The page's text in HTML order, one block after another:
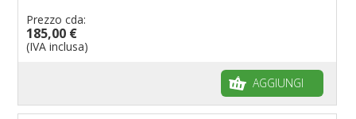
Prezzo cda:
185,00 €
(IVA inclusa)
AGGIUNGI